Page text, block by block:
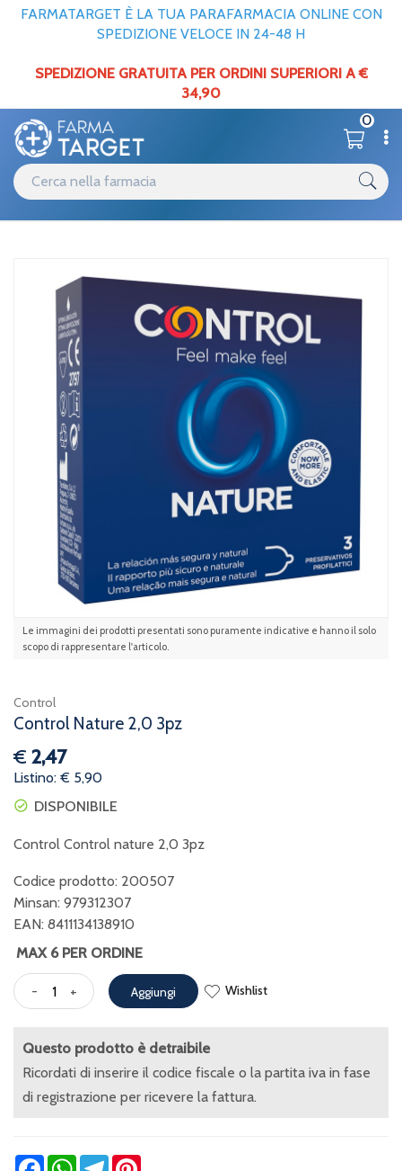
FARMATARGET È LA TUA PARAFARMACIA ONLINE CON
SPEDIZIONE VELOCE IN 24-48 H
SPEDIZIONE GRATUITA PER ORDINI SUPERIORI A €
34,90
0
Le immagini dei prodotti presentati sono puramente indicative e hanno il solo
scopo di rappresentare l'articolo.
Control
Control Nature 2,0 3pz
€ 2,47
Listino: € 5,90
DISPONIBILE
Control Control nature 2,0 3pz
Codice prodotto: 200507
Minsan: 979312307
EAN: 8411134138910
MAX 6 PER ORDINE
- + Aggiungi Wishlist
Questo prodotto è detraibile
Ricordati di inserire il codice fiscale o la partita iva in fase
di registrazione per ricevere la fattura.
FacebookWhatsApp
Telegram